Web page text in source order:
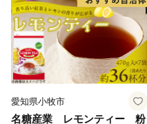
愛知県小牧市
名糖産業 レモンティー 粉